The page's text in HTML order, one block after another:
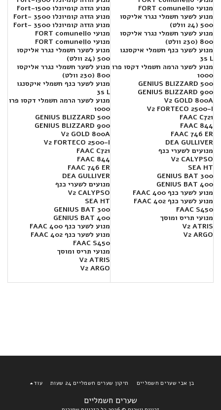
מנועי FORT comunello
מנוע לשער חשמלי נגרר אליקסו
500 (24 וולט)
מנוע לשער חשמלי נגרר אליקסו
800 (230 וולט)
מנוע לשער כנף חשמלי איקסנגו
3s L
מנוע לשער הרמה חשמלי דקסו פרו
1000
GENIUS BLIZZARD 500
GENIUS BLIZZARD 900
V2 GOLD 800A
V2 FORTECO 2500-I
FAAC C721
FAAC 844
FAAC 746 ER
DEA GULLIVER
מנועים לשערי כנף
V2 CALYPSO
SEA HT
300 GENIUS BAT
400 GENIUS BAT
מנוע לשער כנף FAAC 400
מנוע לשער כנף FAAC 402
FAAC S450
מנועי תריס ומוסך
V2 ATRIS
V2 ARGO
מנוע הזזה קומיונלו Fort-1500
מנוע הזזה קומיונלו Fort- 3500
מנוע הזזה קומיונלו Fort- 3500
מנועי FORT comunello
מנועי FORT comunello
מנוע לשער חשמלי נגרר אליקסו
500 (24 וולט)
מנוע לשער חשמלי נגרר אליקסו
800 (230 וולט)
מנוע לשער כנף חשמלי איקסנגו
3s L
מנוע לשער הרמה חשמלי דקסו פרו
1000
GENIUS BLIZZARD 500
GENIUS BLIZZARD 900
V2 GOLD 800A
V2 FORTECO 2500-I
FAAC C721
FAAC 844
FAAC 746 ER
DEA GULLIVER
מנועים לשערי כנף
V2 CALYPSO
SEA HT
300 GENIUS BAT
400 GENIUS BAT
מנוע לשער כנף FAAC 400
מנוע לשער כנף FAAC 402
FAAC S450
מנועי תריס ומוסך
V2 ATRIS
V2 ARGO
שערים חשמליים
בן אבי שערים חשמליים תיקון שערים חשמליים 24 שעות עוד